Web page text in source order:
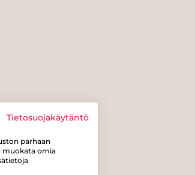
Tietosuojakäytäntö
parhaan
muokata omia